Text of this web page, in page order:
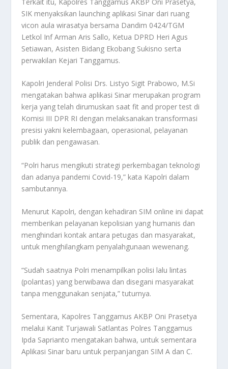
SIK menyaksikan launching aplikasi Sinar dari ruang
vicon aula wirasatya bersama Dandim 0424/TGM
Letkol Inf Arman Aris Sallo, Ketua DPRD Heri Agus
Setiawan, Asisten Bidang Ekobang Sukisno serta
perwakilan Kejari Tanggamus.
Kapolri Jenderal Polisi Drs. Listyo Sigit Prabowo, M.Si
mengatakan bahwa aplikasi Sinar merupakan program
kerja yang telah dirumuskan saat fit and proper test di
Komisi III DPR RI dengan melaksanakan transformasi
presisi yakni kelembagaan, operasional, pelayanan
publik dan pengawasan.
“Polri harus mengikuti strategi perkembagan teknologi
dan adanya pandemi Covid-19,” kata Kapolri dalam
sambutannya.
Menurut Kapolri, dengan kehadiran SIM online ini dapat
memberikan pelayanan kepolisian yang humanis dan
menghindari kontak antara petugas dan masyarakat,
untuk menghilangkam penyalahgunaan wewenang.
“Sudah saatnya Polri menampilkan polisi lalu lintas
(polantas) yang berwibawa dan disegani masyarakat
tanpa menggunakan senjata,” tuturnya.
Sementara, Kapolres Tanggamus AKBP Oni Prasetya
melalui Kanit Turjawali Satlantas Polres Tanggamus
Ipda Saprianto mengatakan bahwa, untuk sementara
Aplikasi Sinar baru untuk perpanjangan SIM A dan C.